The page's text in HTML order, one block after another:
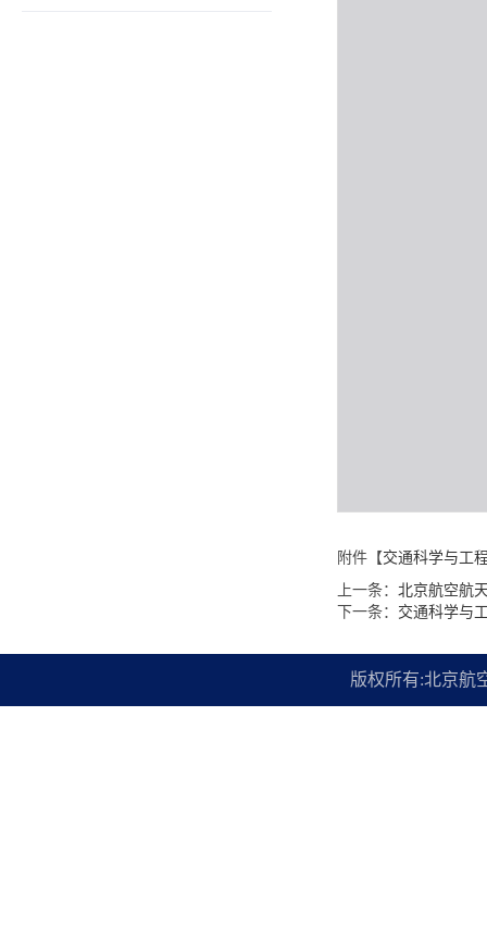
附件【交通科学与工
上一条： 北京航空航
下一条： 交通科学与
版权所有:北京航